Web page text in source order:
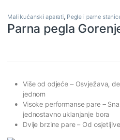
Mali kućanski aparati, Pegle i parne
Parna pegla
Više od odjeće – Osvježava,
jednom
Visoke performanse pare –
jednostavno uklanjanje bora
Dvije brzine pare– Od